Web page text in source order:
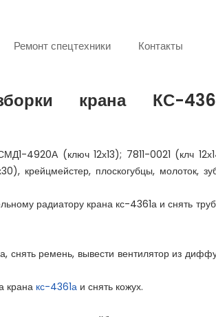
Ремонт спецтехники Контакты
крана КС-
4920А (ключ 12х13); 7811-0021 (клч
крейцмейстер, плоскогубцы, молоток,
радиатору крана кс-4361а и снять
снять ремень, вывести вентилятор из
крана кс-4361а и снять кожух.